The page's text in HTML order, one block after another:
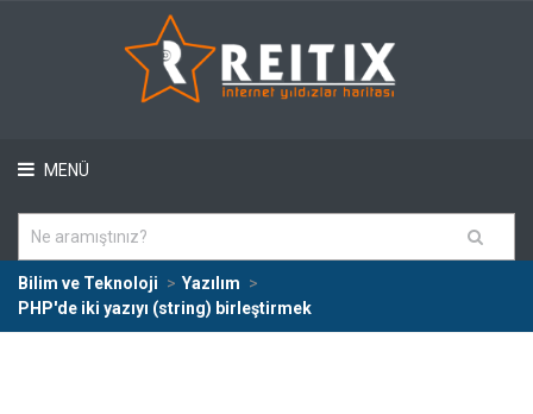
MENÜ
Bilim ve Teknoloji
Yazılım
PHP'de iki yazıyı (string) birleştirmek